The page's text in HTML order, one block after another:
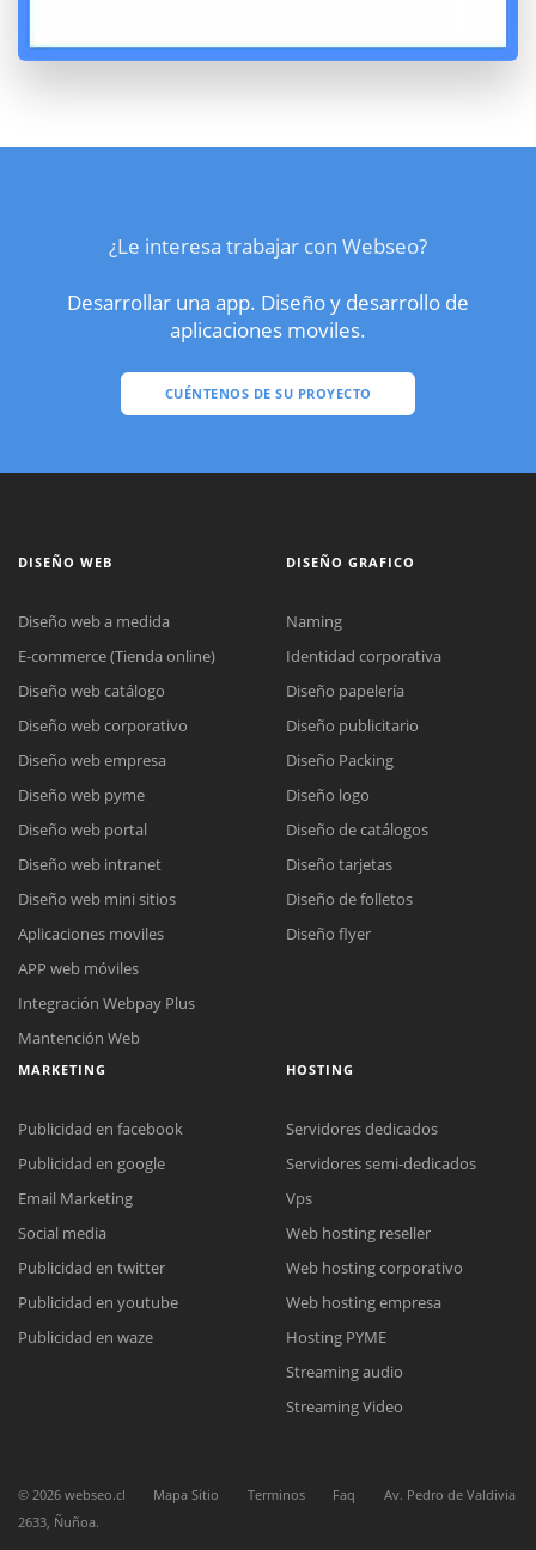
¿Le interesa trabajar con Webseo?
Desarrollar una app. Diseño y desarrollo de
aplicaciones moviles.
CUÉNTENOS DE SU PROYECTO
Reunión online
Nuestros ejecutivos le enviarán un correo electrónico con el enlace a
Meet para la reunión online.
Cotización
Chat Online
Todos nuestros ejecutivos están fuera de línea. Complete el formulario
DISEÑO WEB
Diseño web a medida
E-commerce (Tienda online)
Diseño web catálogo
Diseño web corporativo
Diseño web empresa
Diseño web pyme
Diseño web portal
Diseño web intranet
Diseño web mini sitios
Aplicaciones moviles
APP web móviles
Integración Webpay Plus
Mantención Web
DISEÑO GRAFICO
Naming
Identidad corporativa
Diseño papelería
Diseño publicitario
Diseño Packing
Diseño logo
Diseño de catálogos
Diseño tarjetas
Diseño de folletos
Diseño flyer
MARKETING
Publicidad en facebook
Publicidad en google
Email Marketing
Social media
Publicidad en twitter
Publicidad en youtube
Publicidad en waze
HOSTING
Servidores dedicados
Servidores semi-dedicados
Vps
Web hosting reseller
Web hosting corporativo
Web hosting empresa
Hosting PYME
Streaming audio
Streaming Video
© 2026 webseo.cl Mapa Sitio Terminos Faq
Av. Pedro de Valdivia
2633, Ñuñoa.